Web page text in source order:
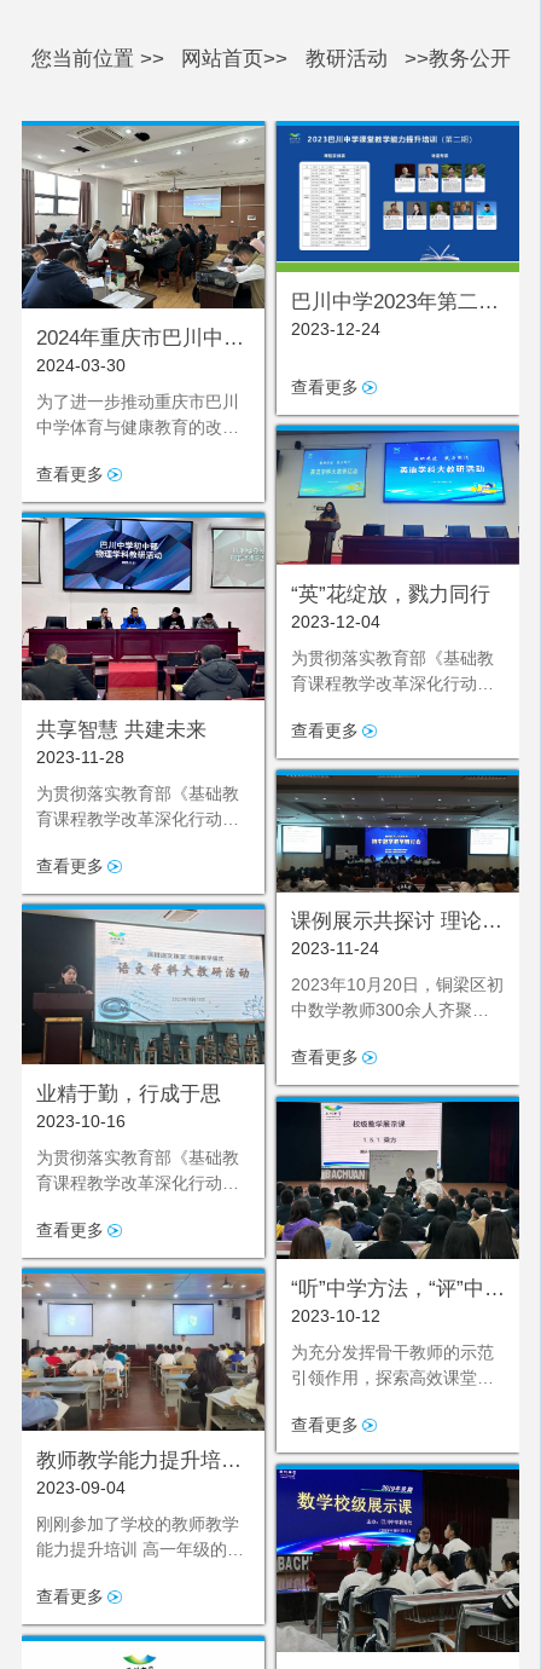
您当前位置 >> 网站首页>> 教研活动 >>教务公开
2024年重庆市巴川中学
校体育与健康优质课竞
赛
2024-03-30
为了进一步推动重庆市巴川
中学体育与健康教育的改革
学水平，增强学生的身体素
质，我校于3月28日举办了
一场体育与健康优质课竞赛
活动。
查看更多
巴川中学2023年第二期
课堂教学能力提升培训
2023-12-24
查看更多
“英”花绽放，戮力同行
2023-12-04
为贯彻落实教育部《基础教
育课程教学改革深化行动方
精神，以强调学生核心素养
为基点，立足课堂教学这一
主阵地，推动中学英语教学
方式的变革，鼓励英语教师
勇于创新，追求卓越，凝心
聚力提高英语教学质量，助
力学生发展成为有宽厚文化
基础、有更高精神追求的
人，重庆市巴川中学校特于
室开展英语学科大教研活
动。
查看更多
共享智慧 共建未来
2023-11-28
为贯彻落实教育部《基础教
育课程教学改革深化行动方
精神，以全面推进素质教育
为基点，立足课堂教学这一
主阵地，推动中学物理育人
方式的变革，鼓励物理教师
勇于创新，注重学生探究能
力、创新意识以及科学精神
的培养，凝练物理教师合作
能力，努力使物理教学质量
校于2023年11月21日在融汇
楼111开展物理学科大教研
活动。
查看更多
课例展示共探讨 理论学
习促成长
2023-11-24
2023年10月20日，铜梁区初
中数学教师300余人齐聚重
开展铜梁区2023年秋期初中
数学教学研讨会。此次活动
由铜梁区教师进修学校初中
数学教研员李映老师和我校
周昌友老师共同主持。
查看更多
业精于勤，行成于思
2023-10-16
为贯彻落实教育部《基础教
育课程教学改革深化行动方
精神，以全面推进素质教育
为基点，立足课堂教学这一
主阵地，推动 中学语文育人
方式的变革，鼓励语文教师
勇于创新，创导多元，追求
特色，凝 练语文教师合作能
力，努力使语文教学质量稳
步提高，重庆市巴川中学校
特于
查看更多
“听”中学方法，“评”中学
反思
2023-10-12
为充分发挥骨干教师的示范
引领作用，探索高效课堂，
也为青年教师搭建学习交流
的机会，2023年10月10日星
期二下午第一节课，教务处
在博雅楼阶梯教室组织开展
了一次数学学科展示课活
动，本堂课由创新教育学部
蔡琼老师执教《乘方》。全
校数学教师积极参与听课、
评课活动，多学科教师积极
前往观摩。
查看更多
教师教学能力提升培训
| 他们明方向，弘壮志
2023-09-04
刚刚参加了学校的教师教学
能力提升培训 高一年级的老
业研训”活动 研讨学科组专题
查看更多